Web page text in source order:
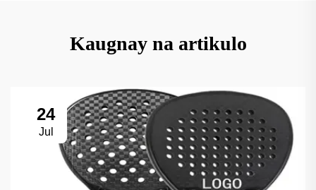
Kaugnay na artikulo
24
Jul